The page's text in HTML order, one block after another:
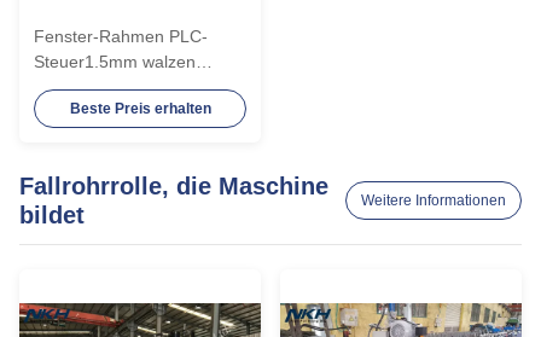
Fenster-Rahmen PLC-
Steuer1.5mm walzen
ehemaliges mit
Durchschlag kalt
Beste Preis erhalten
Fallrohrrolle, die Maschine
bildet
Weitere Informationen